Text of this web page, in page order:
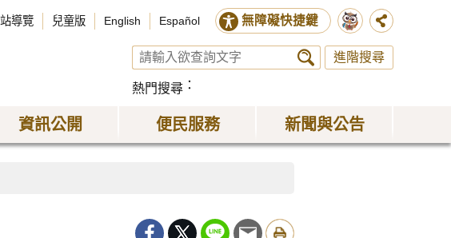
導覽 兒童版 English Español 無障礙快捷鍵
進階搜尋
熱門搜尋
資訊公開 便民服務 新聞與公告